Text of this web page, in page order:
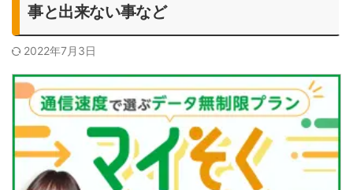
事と出来ない事など
2022年7月3日